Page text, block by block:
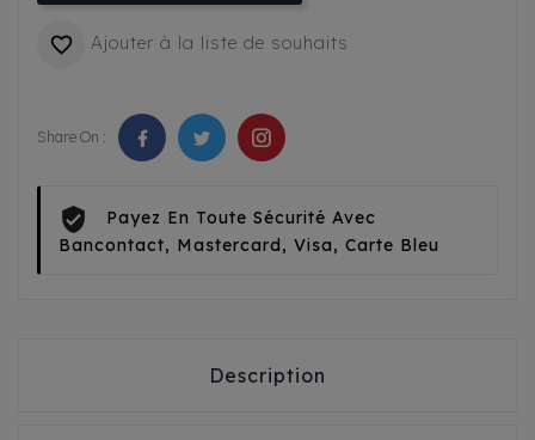
 Ajouter à la liste de souhaits
Share On :
Payez En Toute Sécurité Avec
Bancontact, Mastercard, Visa, Carte Bleu
Description